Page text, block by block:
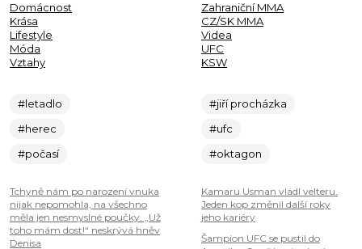
Domácnost
Krása
Lifestyle
Móda
Vztahy
#letadlo
#herec
#počasí
Tchyně nám po narození vnuka
nijak nepomohla, na všechno
měla jen nesmyslné poučky. „Už
toho mám dost!“ neskrývá hněv
Denisa
Zahraniční MMA
CZ/SK MMA
Videa
UFC
KSW
#jiří procházka
#ufc
#oktagon
Kamaru Usman vládl velteru.
Jeden kop změnil další roky
jeho kariéry
Šampion UFC se pustil do